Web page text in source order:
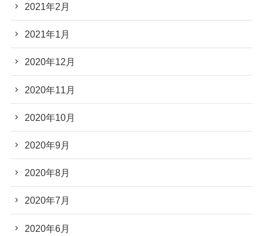
2021年2月
2021年1月
2020年12月
2020年11月
2020年10月
2020年9月
2020年8月
2020年7月
2020年6月